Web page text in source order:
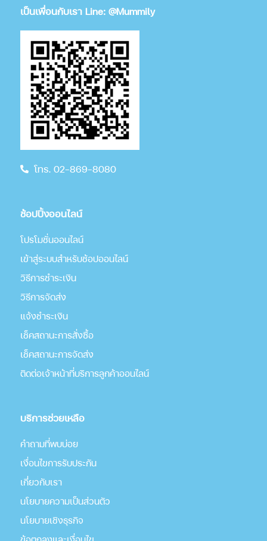
เป็นเพื่อนกับเรา Line: @Mummily
โทร. 02-869-8080
ช้อปปิ้งออนไลน์
โปรโมชั่นออนไลน์
เข้าสู่ระบบสำหรับช้อปออนไลน์
วิธีการชำระเงิน
วิธีการจัดส่ง
แจ้งชำระเงิน
เช็คสถานะการสั่งซื้อ
เช็คสถานะการจัดส่ง
ติดต่อเจ้าหน้าที่บริการลูกค้าออนไลน์
บริการช่วยเหลือ
คำถามที่พบบ่อย
เงื่อนไขการรับประกัน
เกี่่ยวกับเรา
นโยบายความเป็นส่วนตัว
นโยบายเชิงธุรกิจ